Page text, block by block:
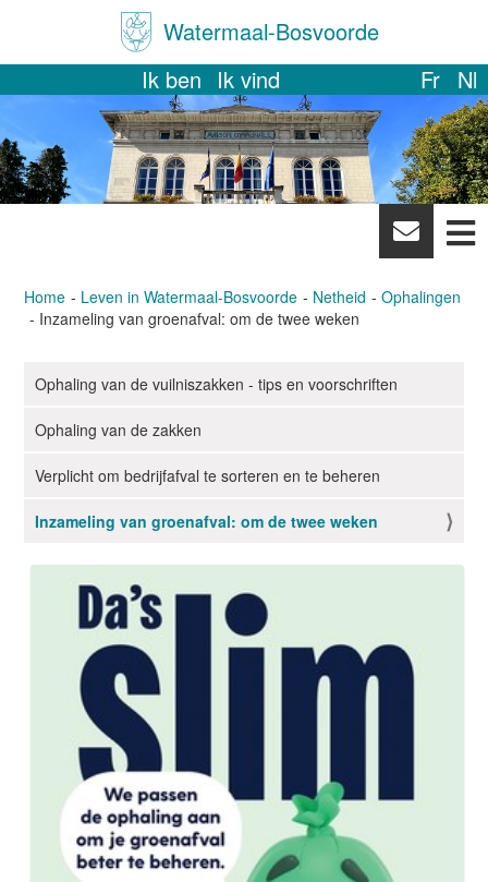
Watermaal-Bosvoorde
Ik ben Ik vind Fr Nl
News
letter
Home Leven in Watermaal-Bosvoorde Netheid
Ophalingen
Inzameling van groenafval: om de twee weken
N
v
i
a
Ophaling van de vuilniszakken - tips en voorschriften
Ophaling van de zakken
Verplicht om bedrijfafval te sorteren en te beheren
Inzameling van groenafval: om de twee weken